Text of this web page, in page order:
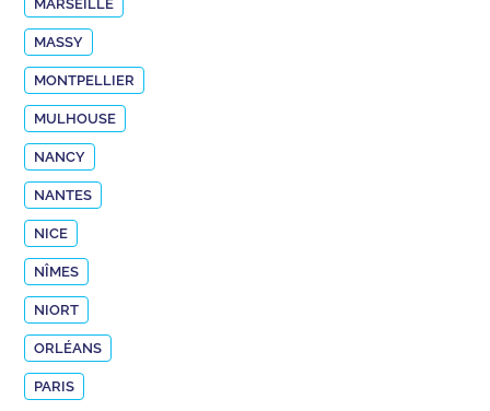
MARSEILLE
MASSY
MONTPELLIER
MULHOUSE
NANCY
NANTES
NICE
NÎMES
NIORT
ORLÉANS
PARIS